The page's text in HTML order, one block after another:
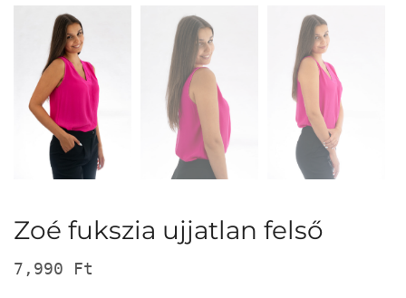
Zoé fukszia ujjatlan felső
7,990 Ft